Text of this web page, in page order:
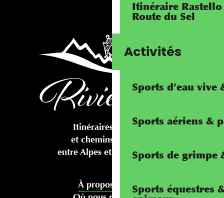
Itinéraire
Route du Sel
Activités
Sports d’eau vive
Sports aériens &
Sports de grimpe
Sports équestres
Itinéraires cyclables
et chemins pédestres
entre Alpes et Méditerranée
À propos de nous